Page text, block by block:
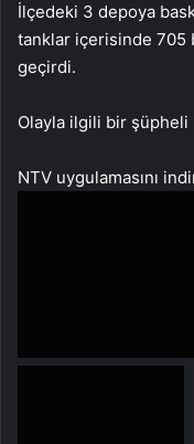
İlçedeki 3 depoya
tanklar içerisinde 705
geçirdi.
Olayla ilgili bir şüpheli
NTV uygulamasını